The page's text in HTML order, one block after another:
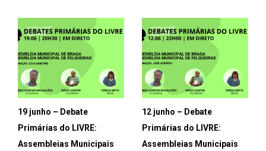
19 junho – Debate
Primárias do LIVRE:
Assembleias Municipais
12 junho – Debate
Primárias do LIVRE:
Assembleias Municipais